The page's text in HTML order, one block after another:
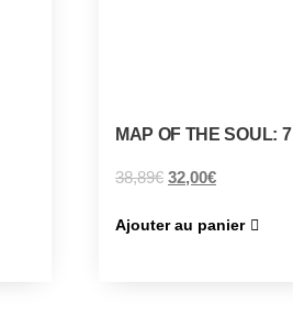
MAP OF THE SOUL: 7
38,89€ 32,00€
Ajouter au panier